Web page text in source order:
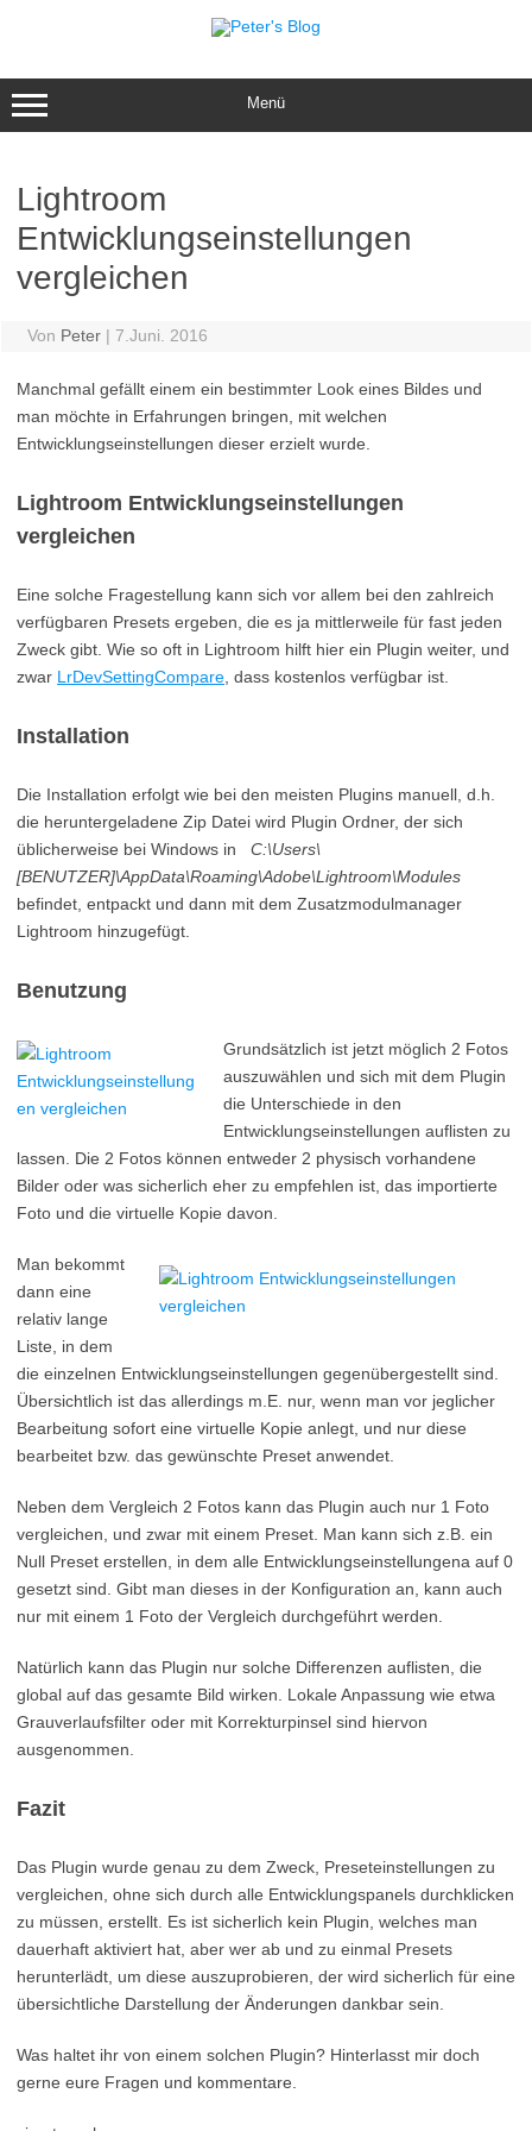
Menü
Lightroom
Entwicklungseinstellungen
vergleichen
Von Peter | 7.Juni. 2016
Manchmal gefällt einem ein bestimmter Look eines Bildes und
man möchte in Erfahrungen bringen, mit welchen
Entwicklungseinstellungen dieser erzielt wurde.
Lightroom Entwicklungseinstellungen
vergleichen
Eine solche Fragestellung kann sich vor allem bei den zahlreich
verfügbaren Presets ergeben, die es ja mittlerweile für fast jeden
Zweck gibt. Wie so oft in Lightroom hilft hier ein Plugin weiter, und
zwar LrDevSettingCompare , dass kostenlos verfügbar ist.
Installation
Die Installation erfolgt wie bei den meisten Plugins manuell, d.h.
die heruntergeladene Zip Datei wird Plugin Ordner, der sich
üblicherweise bei Windows in C:\Users\
[BENUTZER]\AppData\Roaming\Adobe\Lightroom\Modules
befindet, entpackt und dann mit dem Zusatzmodulmanager
Lightroom hinzugefügt.
Benutzung
Grundsätzlich ist jetzt möglich 2 Fotos
auszuwählen und sich mit dem Plugin
die Unterschiede in den
Entwicklungseinstellungen auflisten zu
lassen. Die 2 Fotos können entweder 2 physisch vorhandene
Bilder oder was sicherlich eher zu empfehlen ist, das importierte
Foto und die virtuelle Kopie davon.
Man bekommt
dann eine
relativ lange
Liste, in dem
die einzelnen Entwicklungseinstellungen gegenübergestellt sind.
Übersichtlich ist das allerdings m.E. nur, wenn man vor jeglicher
Bearbeitung sofort eine virtuelle Kopie anlegt, und nur diese
bearbeitet bzw. das gewünschte Preset anwendet.
Neben dem Vergleich 2 Fotos kann das Plugin auch nur 1 Foto
vergleichen, und zwar mit einem Preset. Man kann sich z.B. ein
Null Preset erstellen, in dem alle Entwicklungseinstellungena auf 0
gesetzt sind. Gibt man dieses in der Konfiguration an, kann auch
nur mit einem 1 Foto der Vergleich durchgeführt werden.
Natürlich kann das Plugin nur solche Differenzen auflisten, die
global auf das gesamte Bild wirken. Lokale Anpassung wie etwa
Grauverlaufsfilter oder mit Korrekturpinsel sind hiervon
ausgenommen.
Fazit
Das Plugin wurde genau zu dem Zweck, Preseteinstellungen zu
vergleichen, ohne sich durch alle Entwicklungspanels durchklicken
zu müssen, erstellt. Es ist sicherlich kein Plugin, welches man
dauerhaft aktiviert hat, aber wer ab und zu einmal Presets
herunterlädt, um diese auszuprobieren, der wird sicherlich für eine
übersichtliche Darstellung der Änderungen dankbar sein.
Was haltet ihr von einem solchen Plugin? Hinterlasst mir doch
gerne eure Fragen und kommentare.